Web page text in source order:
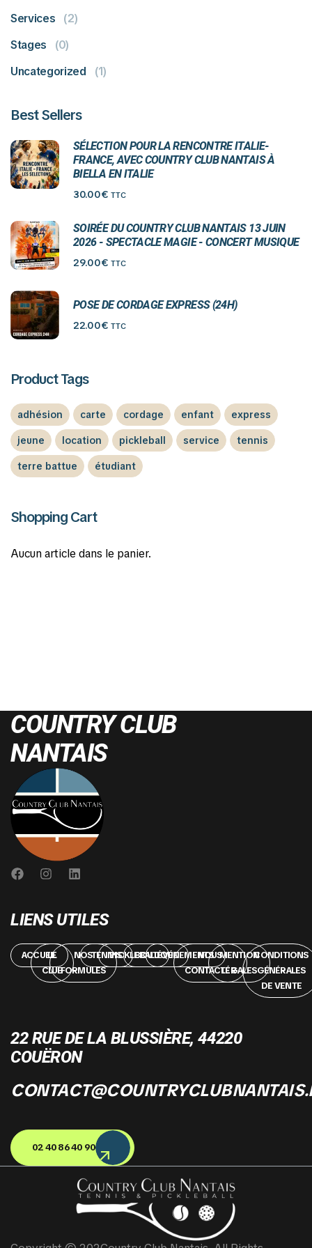
Services
(2)
Stages
(0)
Uncategorized
(1)
Best Sellers
SÉLECTION POUR LA RENCONTRE ITALIE-
FRANCE, AVEC COUNTRY CLUB NANTAIS À
BIELLA EN ITALIE
30.00€ TTC
SOIRÉE DU COUNTRY CLUB NANTAIS 13 JUIN
2026 - SPECTACLE MAGIE - CONCERT MUSIQUE
29.00€ TTC
POSE DE CORDAGE EXPRESS (24H)
22.00€ TTC
Product Tags
adhésion carte cordage enfant express
jeune location pickleball service tennis
terre battue étudiant
Shopping Cart
Aucun article dans le panier.
COUNTRY CLUB
NANTAIS
LIENS UTILES
ACCUEIL
LE
CLUB
NOS
FORMULES
TENNISPICKLEBALL
BOUTIQUEÉVÉNEMENTS
NOUS
CONTACTER
MENTION
LÉGALES
CONDITIONS
GÉNÉRALES
DE VENTE
22 RUE DE LA BLUSSIÈRE, 44220
COUËRON
02 40 86 40 90